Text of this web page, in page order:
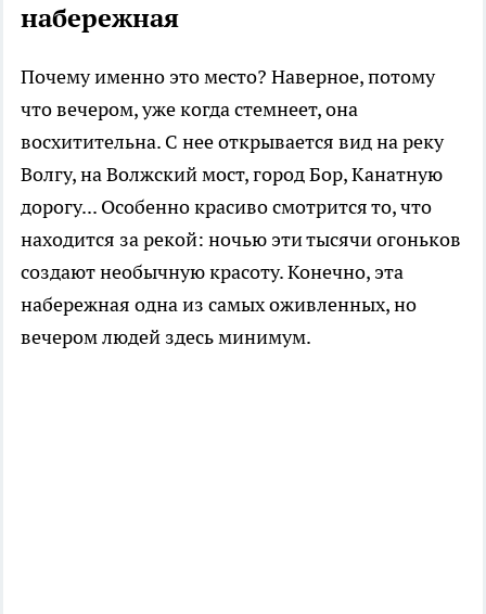
набережная
Почему именно это место? Наверное, потому
что вечером, уже когда стемнеет, она
восхитительна. С нее открывается вид на реку
Волгу, на Волжский мост, город Бор, Канатную
дорогу... Особенно красиво смотрится то, что
находится за рекой: ночью эти тысячи огоньков
создают необычную красоту. Конечно, эта
набережная одна из самых оживленных, но
вечером людей здесь минимум.